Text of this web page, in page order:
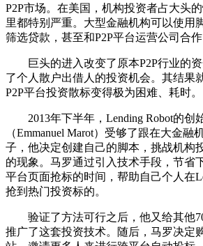
P2P市场。在美国，机构投资者占大头
里都特别严重。大型金融机构可以使用
筛选贷款，甚至和P2P平台运营公司合作
巨头的进入改变了原本P2P行业的资
了个人散户出借人的投资机会。其结果
P2P平台投资散标变得极为困难、耗时。
2013年下半年，Lending Robot的创
（Emmanuel Marot）受够了跟在大金融
子，他决定创建自己的脚本，挑战机构
的现象。马罗通过引入技术手段，节省
平台页面抢标的时间，帮助自己个人在
抢到热门投资标的。
验证了方法可行之后，他又给其他
推广了这套投资技术。随后，马罗决定